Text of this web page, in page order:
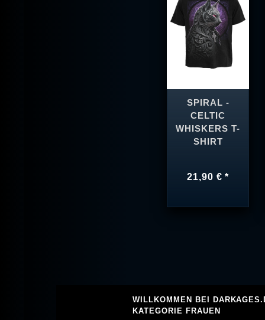
SPIRAL -
CELTIC
WHISKERS T-
SHIRT
21,90 € *
WILLKOMMEN BEI
KATEGORIE FRAUEN